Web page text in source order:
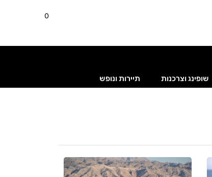
0
שופינג וצרכנות תיירות ונופש